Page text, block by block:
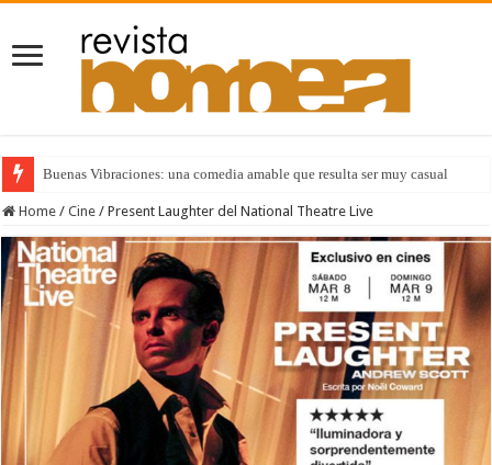
Buenas Vibraciones: una comedia amable que resulta ser muy casual
Home / Cine / Present Laughter del National Theatre Live